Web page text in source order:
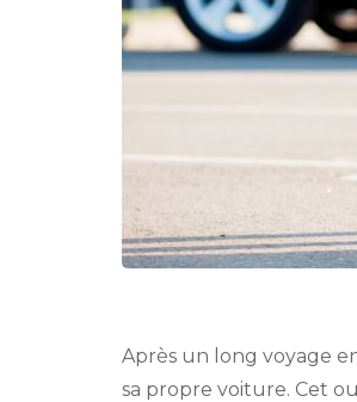
Après un long voyage
sa propre voiture. Cet